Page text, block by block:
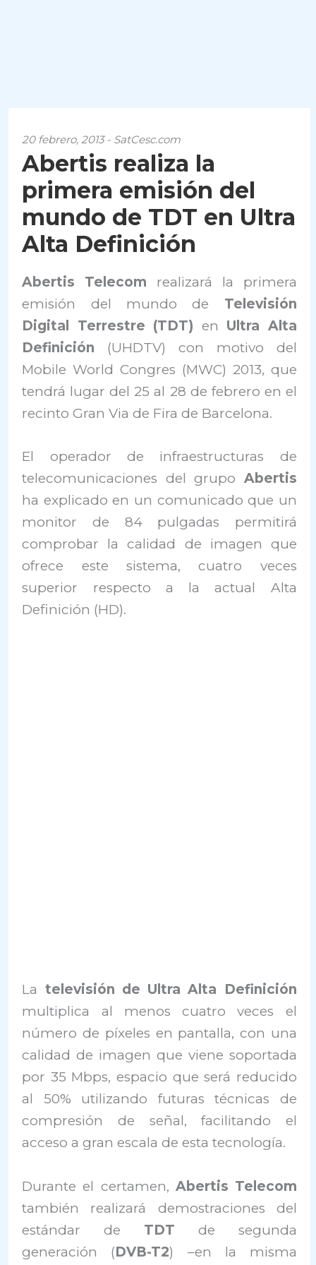
20 febrero, 2013 - SatCesc.com
Abertis realiza la
primera emisión del
mundo de TDT en Ultra
Alta Definición
Abertis Telecom realizará la primera
emisión del mundo de Televisión
Digital Terrestre (TDT) en Ultra Alta
Definición (UHDTV) con motivo del
Mobile World Congres (MWC) 2013, que
tendrá lugar del 25 al 28 de febrero en el
recinto Gran Via de Fira de Barcelona.
El operador de infraestructuras de
telecomunicaciones del grupo Abertis
ha explicado en un comunicado que un
monitor de 84 pulgadas permitirá
comprobar la calidad de imagen que
ofrece este sistema, cuatro veces
superior respecto a la actual Alta
Definición (HD).
La televisión de Ultra Alta Definición
multiplica al menos cuatro veces el
número de píxeles en pantalla, con una
calidad de imagen que viene soportada
por 35 Mbps, espacio que será reducido
al 50% utilizando futuras técnicas de
compresión de señal, facilitando el
acceso a gran escala de esta tecnología.
Durante el certamen, Abertis Telecom
también realizará demostraciones del
estándar de TDT de segunda
generación (DVB-T2) –en la misma